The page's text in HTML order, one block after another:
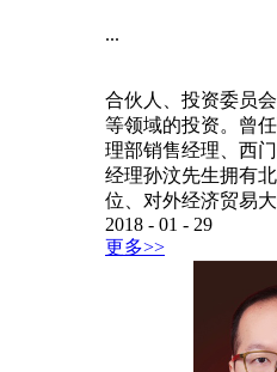
...
合伙人、投资委员
等领域的投资。曾
理部销售经理、西
经理孙汶先生拥有
位、对外经济贸易
2018 - 01 - 29
更多>>